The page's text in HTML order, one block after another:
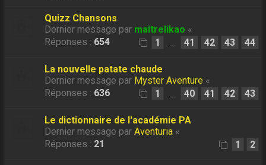
Quizz Chansons
Dernier message par maitrelikao «
Réponses : 654 1 … 41 42 43 44
La nouvelle patate chaude
Dernier message par Myster Aventure «
Réponses : 636 1 … 40 41 42 43
Le dictionnaire de l'académie PA
Dernier message parAventuria «
Réponses : 21 1 2